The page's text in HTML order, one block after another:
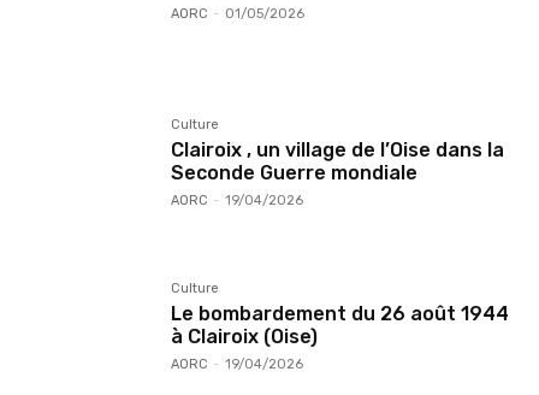
AORC - 01/05/2026
Culture
Clairoix , un village de l’Oise dans la
Seconde Guerre mondiale
AORC - 19/04/2026
Culture
Le bombardement du 26 août 1944
à Clairoix (Oise)
AORC - 19/04/2026